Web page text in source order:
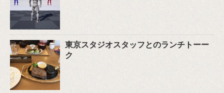
東京スタジオスタッフとのランチトーー
ク